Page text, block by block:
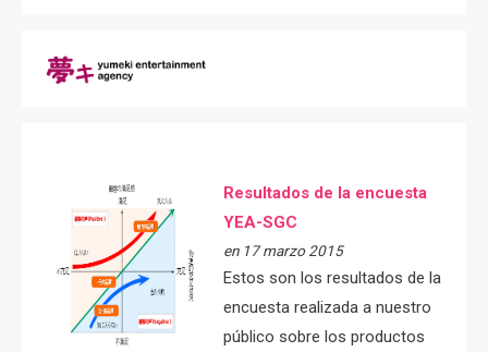
Resultados de la encuesta
YEA-SGC
en 17 marzo 2015
Estos son los resultados de la
encuesta realizada a nuestro
público sobre los productos